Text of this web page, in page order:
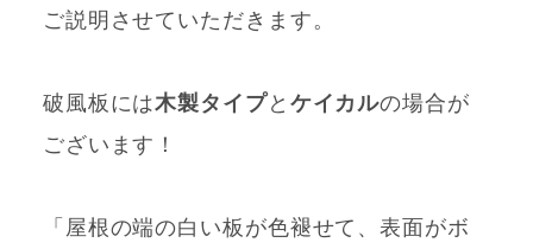
ご説明させていただきます。
破風板には木製タイプと ケイカルの場合が
ございます！
「屋根の端の白い板が色褪せて、表面がボ